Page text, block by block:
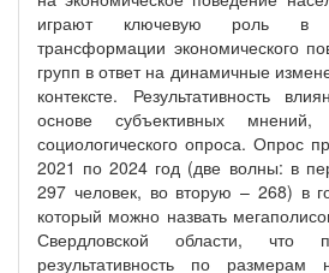
играют ключевую роль в
трансформации экономического
групп в ответ на динамичные
контексте. Результативность
основе субъективных
социологического опроса. Опрос
2021 по 2024 год (две волны: в
297 человек, во вторую – 268) в
который можно назвать
Свердловской области, что
результативность по размерам